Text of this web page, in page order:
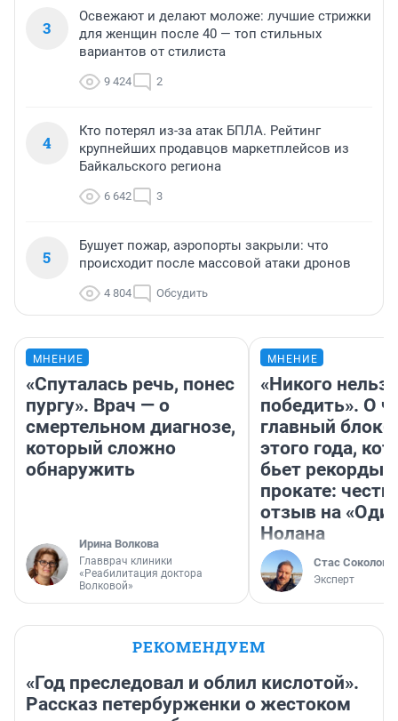
3
Освежают и делают моложе: лучшие стрижки
для женщин после 40 — топ стильных
вариантов от стилиста
9 424 2
4
Кто потерял из-за атак БПЛА. Рейтинг
крупнейших продавцов маркетплейсов из
Байкальского региона
6 642 3
5
Бушует пожар, аэропорты закрыли: что
происходит после массовой атаки дронов
4 804 Обсудить
МНЕНИЕ
«Спуталась речь, понес
пургу». Врач — о
смертельном диагнозе,
который сложно
обнаружить
Ирина Волкова
Главврач клиники
«Реабилитация доктора
Волковой»
МНЕНИЕ
«Никого нельзя
победить». О
главный
этого года,
бьет рекорды в
прокате:
отзыв на
Нолана
Стас Соколов
Эксперт
РЕКОМЕНДУЕМ
«Год преследовал и облил кислотой».
Рассказ петербурженки о жестоком